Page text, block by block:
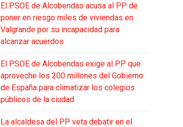
El PSOE de Alcobendas acusa al PP de
poner en riesgo miles de viviendas en
Valgrande por su incapacidad para
alcanzar acuerdos
El PSOE de Alcobendas exige al PP que
aproveche los 200 millones del Gobierno
de España para climatizar los colegios
públicos de la ciudad
La alcaldesa del PP veta debatir en el